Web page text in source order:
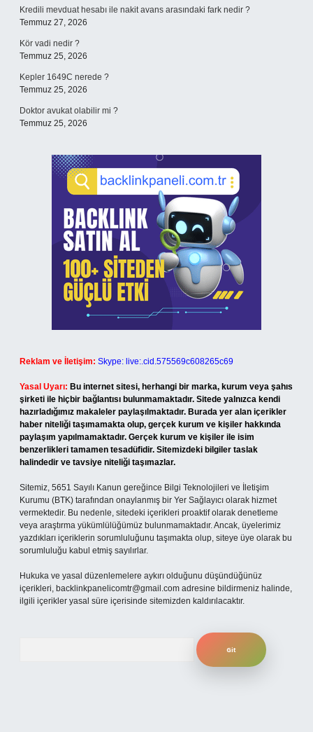
Kredili mevduat hesabı ile nakit avans arasındaki fark nedir ?
Temmuz 27, 2026
Kör vadi nedir ?
Temmuz 25, 2026
Kepler 1649C nerede ?
Temmuz 25, 2026
Doktor avukat olabilir mi ?
Temmuz 25, 2026
Reklam ve İletişim: Skype: live:.cid.575569c608265c69
Yasal Uyarı: Bu internet sitesi, herhangi bir marka, kurum veya şahıs
şirketi ile hiçbir bağlantısı bulunmamaktadır. Sitede yalnızca kendi
hazırladığımız makaleler paylaşılmaktadır. Burada yer alan içerikler
haber niteliği taşımamakta olup, gerçek kurum ve kişiler hakkında
paylaşım yapılmamaktadır. Gerçek kurum ve kişiler ile isim
benzerlikleri tamamen tesadüfidir. Sitemizdeki bilgiler taslak
halindedir ve tavsiye niteliği taşımazlar.
Sitemiz, 5651 Sayılı Kanun gereğince Bilgi Teknolojileri ve İletişim
Kurumu (BTK) tarafından onaylanmış bir Yer Sağlayıcı olarak hizmet
vermektedir. Bu nedenle, sitedeki içerikleri proaktif olarak denetleme
veya araştırma yükümlülüğümüz bulunmamaktadır. Ancak, üyelerimiz
yazdıkları içeriklerin sorumluluğunu taşımakta olup, siteye üye olarak bu
sorumluluğu kabul etmiş sayılırlar.
Hukuka ve yasal düzenlemelere aykırı olduğunu düşündüğünüz
içerikleri, backlinkpanelicomtr@gmail.com adresine bildirmeniz halinde,
ilgili içerikler yasal süre içerisinde sitemizden kaldırılacaktır.